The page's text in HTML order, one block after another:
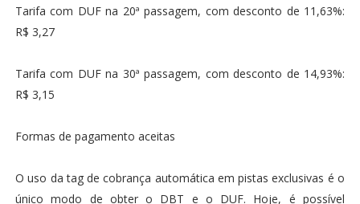
Tarifa com DUF na 20ª passagem, com desconto de 11,63%:
R$ 3,27
Tarifa com DUF na 30ª passagem, com desconto de 14,93%:
R$ 3,15
Formas de pagamento aceitas
O uso da tag de cobrança automática em pistas exclusivas é o
único modo de obter o DBT e o DUF. Hoje, é possível